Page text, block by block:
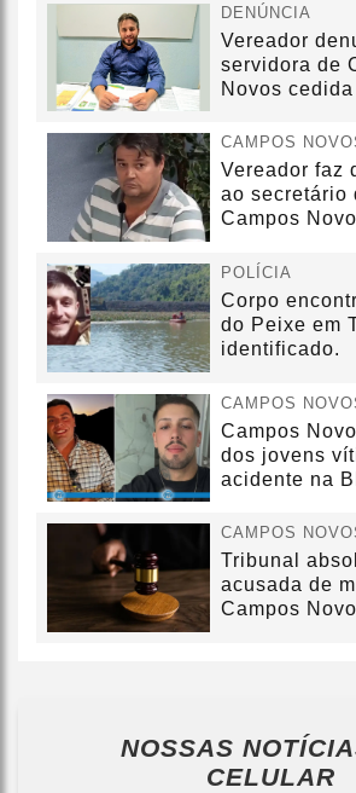
DENÚNCIA
Vereador
servidora de
Novos
CAMPOS
Vereador faz
ao secretário
Campos
POLÍCIA
Corpo
do Peixe em
identificado.
CAMPOS
Campos
dos jovens
acidente na
CAMPOS
Tribunal
acusada de
Campos
NOSSAS
CELULAR